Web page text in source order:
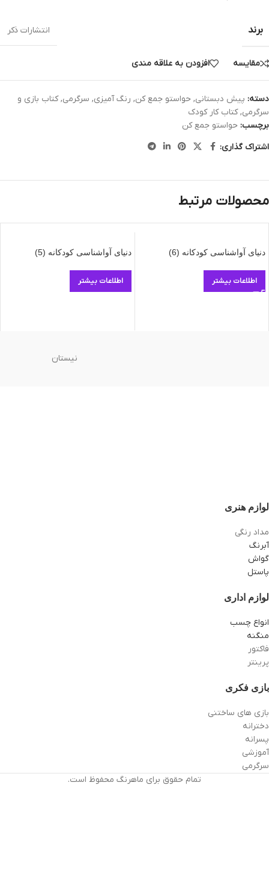
برند انتشارات ذکر
مقایسه افزودن به علاقه مندی
دسته: پیش دبستانی, حواستو جمع کن, رنگ آمیزی, سرگرمی, کتاب بازی و
سرگرمی, کتاب کار کودک
برچسب: حواستو جمع کن
اشتراک گذاری:
محصولات مرتبط
دنیای آواشناسی کودکانه (6)
اطلاعات بیشتر
دنیای آواشناسی کودکانه (5)
اطلاعات بیشتر
نیستان
لوازم هنری
مداد رنگی
آبرنگ
گواش
پاستل
لوازم اداری
انواع چسب
منگنه
فاکتور
پرینتر
بازی فکری
بازی های ساختنی
دخترانه
پسرانه
آموزشی
سرگرمی
تمام حقوق برای ماهرنگ محفوظ است.